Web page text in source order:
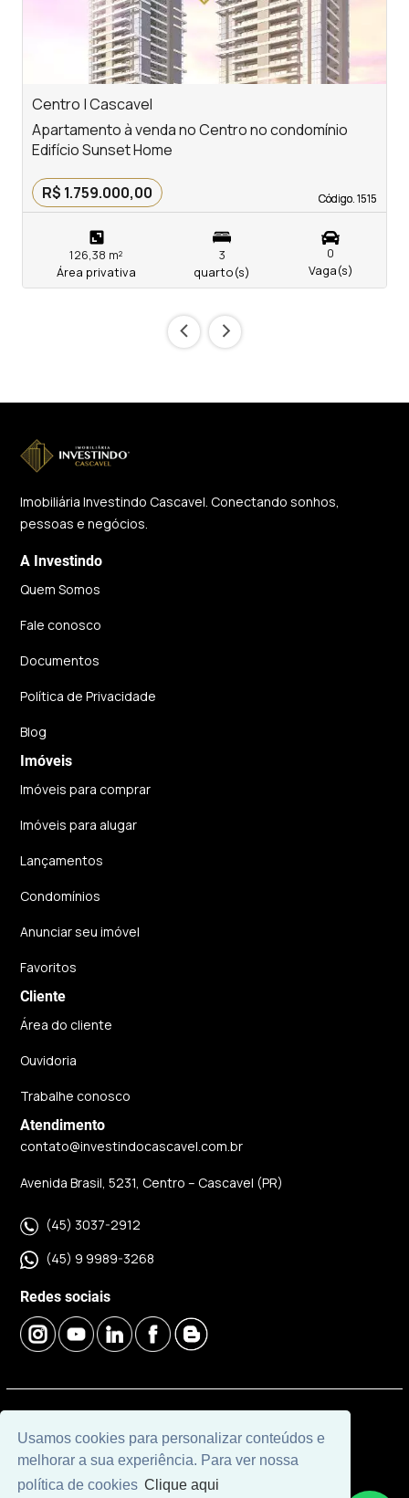
Usamos cookies para personalizar conteúdos e
melhorar a sua experiência. Para ver nossa
política de cookies Clique aqui
Centro | Cascavel
Código. 1515
Código. 1515
Apartamento à venda no Centro no condomínio
Edifício Sunset Home
R$ 1.759.000,00
126,38 m²
Área privativa
3
quarto(s)
0
Vaga(s)
‹ ›
Imobiliária Investindo Cascavel. Conectando sonhos,
pessoas e negócios.
A Investindo
Quem Somos
Fale conosco
Documentos
Política de Privacidade
Blog
Imóveis
Imóveis para comprar
Imóveis para alugar
Lançamentos
Condomínios
Anunciar seu imóvel
Favoritos
Cliente
Área do cliente
Ouvidoria
Trabalhe conosco
Atendimento
contato@investindocascavel.com.br
Avenida Brasil, 5231, Centro – Cascavel (PR)
(45) 3037-2912
(45) 9 9989-3268
Redes sociais
© 2026 | Imobiliária Investindo Cascavel | CRECI J06120 |
Desenvolvido por Universal Software.